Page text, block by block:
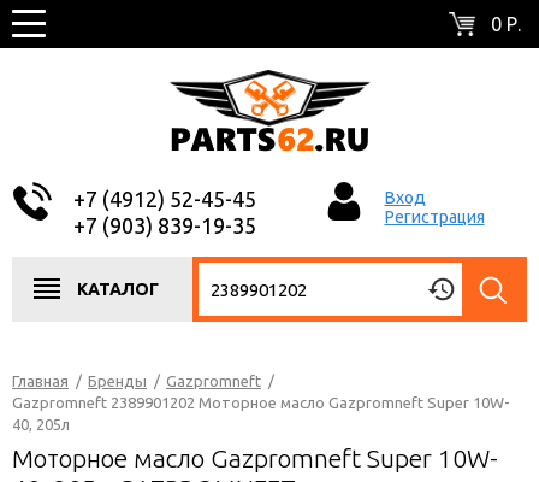
0 Р.
+7 (4912) 52-45-45
+7 (903) 839-19-35
Вход
Регистрация
КАТАЛОГ
Главная / Бренды / Gazpromneft /
Gazpromneft 2389901202 Моторное масло Gazpromneft Super 10W-
40, 205л
Моторное масло Gazpromneft Super 10W-